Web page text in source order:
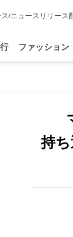
/ニュースリリース
ファッション
持